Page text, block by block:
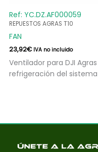
Ref: YC.DZ.AF000059
REPUESTOS AGRAS T10
FAN
23,92€ IVA no incluido
Ventilador para DJI
refrigeración del